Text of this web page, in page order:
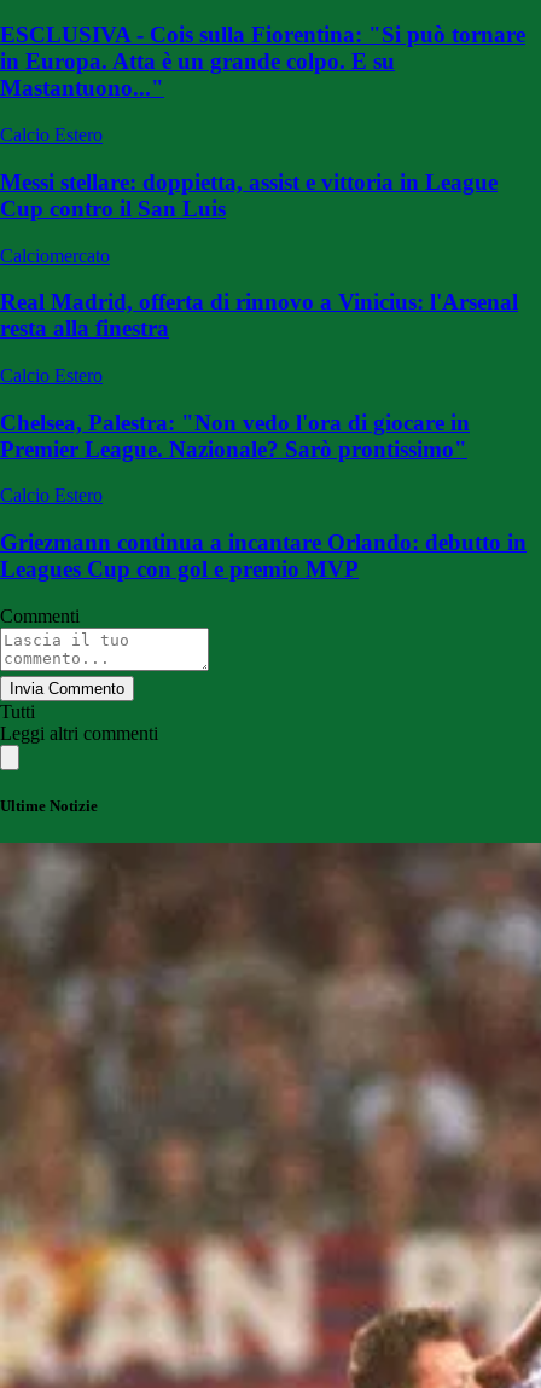
ESCLUSIVA - Cois sulla Fiorentina: "Si può tornare
in Europa. Atta è un grande colpo. E su
Mastantuono..."
Calcio Estero
Messi stellare: doppietta, assist e vittoria in League
Cup contro il San Luis
Calciomercato
Real Madrid, offerta di rinnovo a Vinicius: l'Arsenal
resta alla finestra
Calcio Estero
Chelsea, Palestra: "Non vedo l'ora di giocare in
Premier League. Nazionale? Sarò prontissimo"
Calcio Estero
Griezmann continua a incantare Orlando: debutto in
Leagues Cup con gol e premio MVP
Commenti
Invia Commento
Tutti
Leggi altri commenti
Ultime Notizie